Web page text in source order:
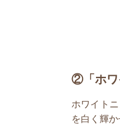
②「ホワ
ホワイト
を白く輝か